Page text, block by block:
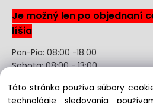
Je možný len po objednaní
líšia
Pon-Pia: 08:00 -18:00
Sobota: 08:00 - 13:00
Odstúpenie od kúpnej zmluvy
Táto stránka používa súbory